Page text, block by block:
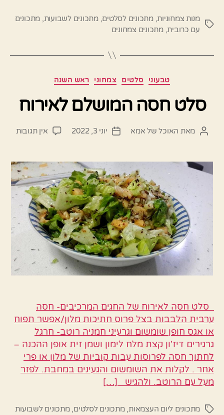
תגיות
מנות צמחוניות,מתכונים לסלטים,מתכונים לשבועות, מתכונים
עם כרובית,מתכונים צמחונים
קטגוריות טבעוני סלטים צמחוני ראש השנה
סלט חסה המושלם לאירוח
המחבר
מאת האוכל של אמא
תאריך
יוני 3, 2022 אין תגובות
סלט חסה לאירוח של החגים המרכיבים- חסה
ערבית הלבבות בצל פרוס חתיכות מלון/אפשר תפוח
או אגס חופן שומשום וגרעיני חמניה רוטב- חרגל
גרגירים דיז'ון קצת מלח לימון ושמן זית אופן ההכנה –
לחתוך חסה לפרוסות עבות קוביות של מלון או פרי
אחר . לקלות את השומשום והגעינים במחבת. לפזר
מעל עם הרוטב. ולהגיש […]
תגיותמתכונים ליום העצמאות,מתכונים לסלטים,מתכונים לשבועות